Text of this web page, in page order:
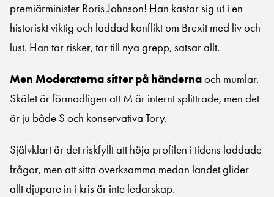
premiärminister Boris Johnson! Han kastar sig ut i en
historiskt viktig och laddad konflikt om Brexit med liv och
lust. Han tar risker, tar till nya grepp, satsar allt.
Men Moderaterna sitter på händernaoch mumlar.
Skälet är förmodligen att M är internt splittrade, men det
är ju både S och konservativa Tory.
Självklart är det riskfyllt att höja profilen i tidens laddade
frågor, men att sitta overksamma medan landet glider
allt djupare in i kris är inte ledarskap.